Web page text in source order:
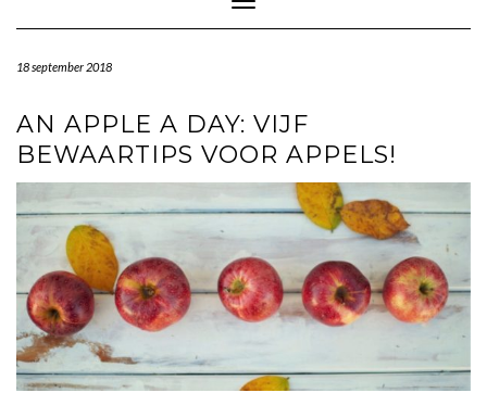
18 september 2018
AN APPLE A DAY: VIJF
BEWAARTIPS VOOR APPELS!